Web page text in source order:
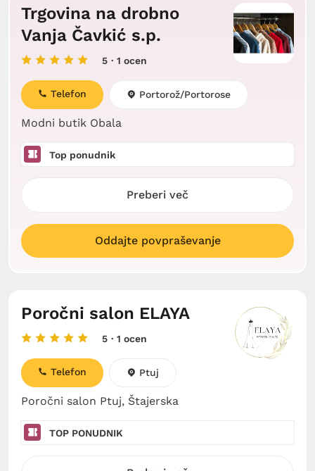
Trgovina na drobno
Vanja Čavkić s.p.
5 · 1 ocen
Modni butik Obala
Telefon Portorož/Portorose
Top ponudnik
Preberi več
Oddajte povpraševanje
Poročni salon ELAYA
5 · 1 ocen
Poročni salon Ptuj, Štajerska
Telefon Ptuj
TOP PONUDNIK